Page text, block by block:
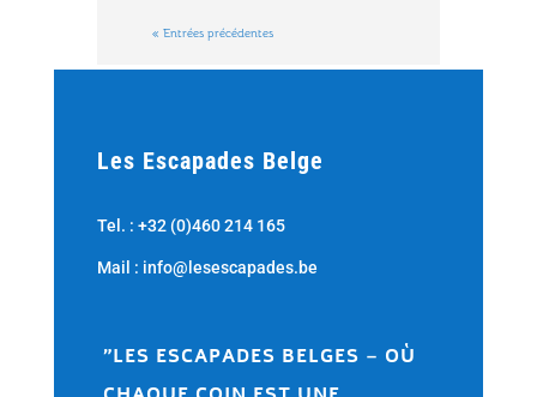
« Entrées précédentes
Les Escapades Belge
Tel. : +32 (0)460 214 165
Mail : info@lesescapades.be
"LES ESCAPADES BELGES – OÙ